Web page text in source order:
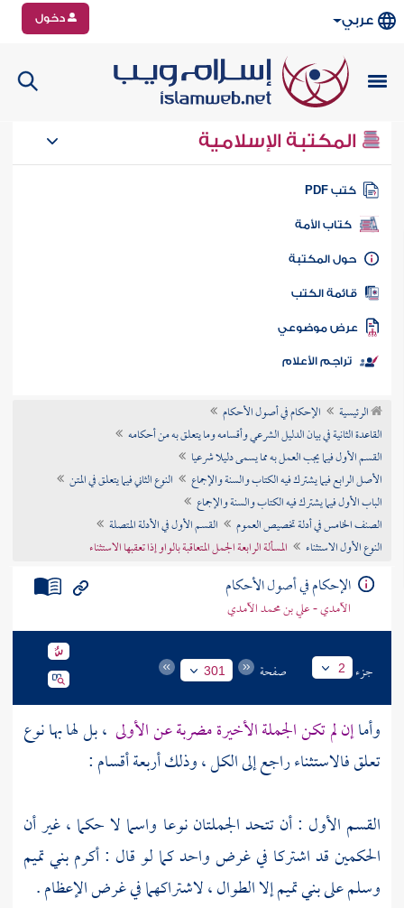
عربي دخول
المكتبة الإسلامية
كتب PDF
كتاب الأمة
المكتبة
الكتب
موضوعي
تراجم الأعلام
الرئيسية
الإحكام في أصول الأحكام
القاعدة الثانية في بيان الدليل الشرعي وأقسامه وما يتعلق به من أحكامه
القسم الأول فيما يجب العمل به مما يسمى دليلا شرعيا
الأصل الرابع فيما يشترك فيه الكتاب والسنة والإجماع
النوع الثاني فيما يتعلق في المتن
الباب الأول فيما يشترك فيه الكتاب والسنة والإجماع
الصنف الخامس في أدلة تخصيص العموم
القسم الأول في الأدلة المتصلة
النوع الأول الاستثناء
المسألة الرابعة الجمل المتعاقبة بالواو إذا تعقبها الاستثناء
الإحكام في أصول الأحكام
الآمدي - علي بن محمد الآمدي
جزء 2 صفحة 301
وأماإن لم تكن الجملة الأخيرة مضربة عن الأولى ، بل لها بها نوع
تعلق فالاستثناء راجع إلى الكل ، وذلك أربعة أقسام :
القسم الأول : أن تتحد الجملتان نوعا واسما لا حكما ، غير أن
الحكمين قد اشتركا في غرض واحد كما لو قال : أكرم بني تميم
وسلم على بني تميم إلا الطوال ، لاشتراكهما في غرض الإعظام .